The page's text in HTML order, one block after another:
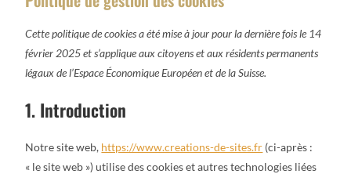
Cette politique de cookies a été mise à jour pour la dernière fois le 14
février 2025 et s’applique aux citoyens et aux résidents permanents
légaux de l’Espace Économique Européen et de la Suisse.
1. Introduction
Notre site web, https://www.creations-de-sites.fr (ci-après :
« le site web ») utilise des cookies et autres technologies liées